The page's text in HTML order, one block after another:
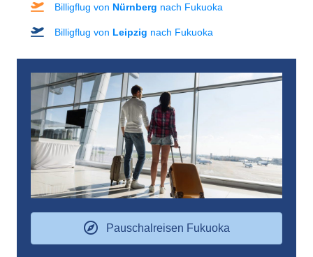
Billigflug von Nürnberg nach Fukuoka
Billigflug von Leipzig nach Fukuoka
Pauschalreisen Fukuoka